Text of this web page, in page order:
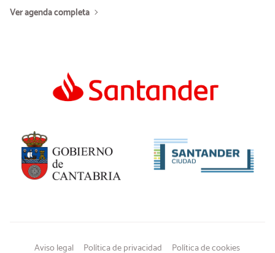
Ver agenda completa
Aviso legal Política de privacidad Política de cookies